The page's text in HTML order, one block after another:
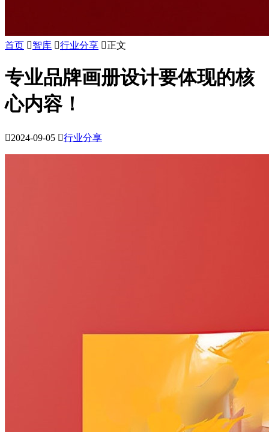
首页 智库 行业分享 正文
专业品牌画册设计要体现的核
心内容！
2024-09-05 行业分享